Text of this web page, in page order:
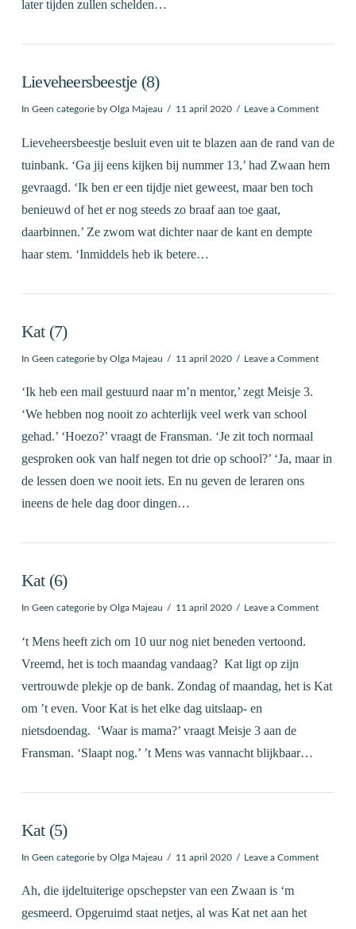
later tijden zullen schelden…
Lieveheersbeestje (8)
In Geen categorieby Olga Majeau 11 april 2020 Leave a Comment
Lieveheersbeestje besluit even uit te blazen aan de rand van de
tuinbank. ‘Ga jij eens kijken bij nummer 13,’ had Zwaan hem
gevraagd. ‘Ik ben er een tijdje niet geweest, maar ben toch
benieuwd of het er nog steeds zo braaf aan toe gaat,
daarbinnen.’ Ze zwom wat dichter naar de kant en dempte
haar stem. ‘Inmiddels heb ik betere…
Kat (7)
In Geen categorieby Olga Majeau 11 april 2020 Leave a Comment
‘Ik heb een mail gestuurd naar m’n mentor,’ zegt Meisje 3.
‘We hebben nog nooit zo achterlijk veel werk van school
gehad.’ ‘Hoezo?’ vraagt de Fransman. ‘Je zit toch normaal
gesproken ook van half negen tot drie op school?’ ‘Ja, maar in
de lessen doen we nooit iets. En nu geven de leraren ons
ineens de hele dag door dingen…
Kat (6)
In Geen categorieby Olga Majeau 11 april 2020 Leave a Comment
‘t Mens heeft zich om 10 uur nog niet beneden vertoond.
Vreemd, het is toch maandag vandaag? Kat ligt op zijn
vertrouwde plekje op de bank. Zondag of maandag, het is Kat
om ’t even. Voor Kat is het elke dag uitslaap- en
nietsdoendag. ‘Waar is mama?’ vraagt Meisje 3 aan de
Fransman. ‘Slaapt nog.’ ’t Mens was vannacht blijkbaar…
Kat (5)
In Geen categorieby Olga Majeau 11 april 2020 Leave a Comment
Ah, die ijdeltuiterige opschepster van een Zwaan is ‘m
gesmeerd. Opgeruimd staat netjes, al was Kat net aan het